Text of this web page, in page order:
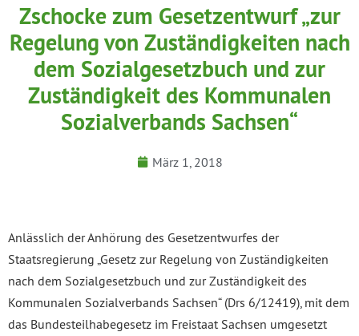
Zschocke zum Gesetzentwurf „zur
Regelung von Zuständigkeiten nach
dem Sozialgesetzbuch und zur
Zuständigkeit des Kommunalen
Sozialverbands Sachsen“
März 1, 2018
Anlässlich der Anhörung des Gesetzentwurfes der
Staatsregierung „Gesetz zur Regelung von Zuständigkeiten
nach dem Sozialgesetzbuch und zur Zuständigkeit des
Kommunalen Sozialverbands Sachsen“ (Drs 6/12419), mit dem
das Bundesteilhabegesetz im Freistaat Sachsen umgesetzt